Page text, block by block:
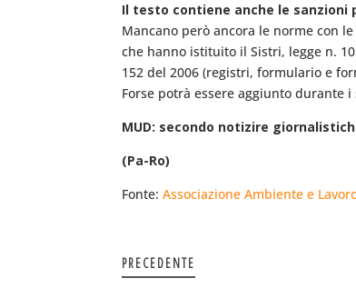
Il testo contiene anche le sanzioni
Mancano però ancora le norme con
che hanno istituito il Sistri, legge n.
152 del 2006 (registri, formulario e
Forse potrà essere aggiunto durante
MUD: secondo notizire
(Pa-Ro)
Fonte:Associazione Ambiente e
PRECEDENTE